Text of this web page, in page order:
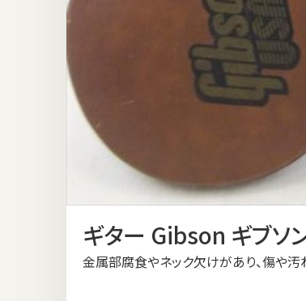
ギター Gibson ギブ
金属部腐食やネック欠けがあり、傷や汚